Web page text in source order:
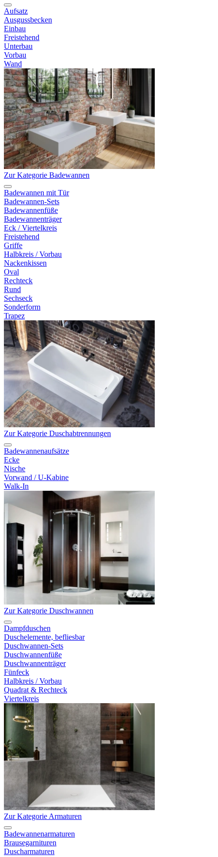
Aufsatz
Ausgussbecken
Einbau
Freistehend
Unterbau
Vorbau
Wand
Zur Kategorie Badewannen
Badewannen mit Tür
Badewannen-Sets
Badewannenfüße
Badewannenträger
Eck / Viertelkreis
Freistehend
Griffe
Halbkreis / Vorbau
Nackenkissen
Oval
Rechteck
Rund
Sechseck
Sonderform
Trapez
Zur Kategorie Duschabtrennungen
Badewannenaufsätze
Ecke
Nische
Vorwand / U-Kabine
Walk-In
Zur Kategorie Duschwannen
Dampfduschen
Duschelemente, befliesbar
Duschwannen-Sets
Duschwannenfüße
Duschwannenträger
Fünfeck
Halbkreis / Vorbau
Quadrat & Rechteck
Viertelkreis
Zur Kategorie Armaturen
Badewannenarmaturen
Brausegarnituren
Duscharmaturen